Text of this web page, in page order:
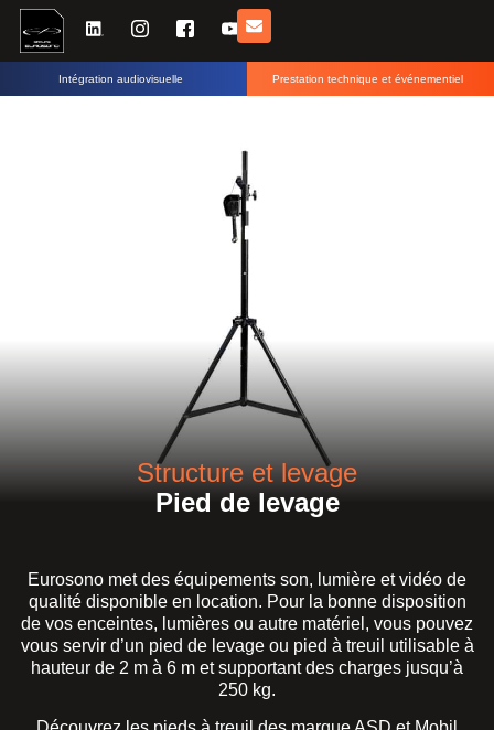
Intégration audiovisuelle Prestation technique et événementiel
Structure et levage
Pied de levage
Eurosono met des équipements son, lumière et vidéo de
qualité disponible en location. Pour la bonne disposition
de vos enceintes, lumières ou autre matériel, vous pouvez
vous servir d’un pied de levage ou pied à treuil utilisable à
hauteur de 2 m à 6 m et supportant des charges jusqu’à
250 kg.